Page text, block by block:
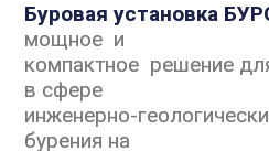
Буровая установка
мощное и
компактное решение
в сфере
инженерно-
бурения на